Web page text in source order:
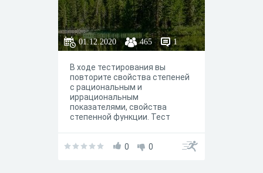
01.12.2020 465 1
В ходе тестирования вы
повторите свойства степеней
с рациональным и
иррациональным
показателями, свойства
степенной функции. Тест
различного типа: открытого и
0 0